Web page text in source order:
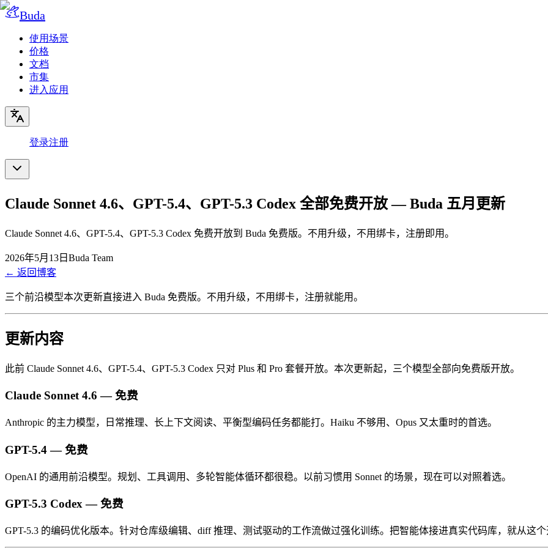
Buda
使用场景
价格
文档
市集
进入应用
登录注册
Claude Sonnet 4.6、GPT-5.4、GPT-5.3 Codex 全部免费开放 — Buda 五月更新
Claude Sonnet 4.6、GPT-5.4、GPT-5.3 Codex 免费开放到 Buda 免费版。不用升级，不用绑卡，注册即用。
2026年5月13日 Buda Team
← 返回博客
三个前沿模型本次更新直接进入 Buda 免费版。不用升级，不用绑卡，注册就能用。
更新内容
此前 Claude Sonnet 4.6、GPT-5.4、GPT-5.3 Codex 只对 Plus 和 Pro 套餐开放。本次更新起，三个模型全部向免费版开放。
Claude Sonnet 4.6 — 免费
Anthropic 的主力模型，日常推理、长上下文阅读、平衡型编码任务都能打。Haiku 不够用、Opus 又太重时的首选。
GPT-5.4 — 免费
OpenAI 的通用前沿模型。规划、工具调用、多轮智能体循环都很稳。以前习惯用 Sonnet 的场景，现在可以对照着选。
GPT-5.3 Codex — 免费
GPT-5.3 的编码优化版本。针对仓库级编辑、diff 推理、测试驱动的工作流做过强化训练。把智能体接进真实代码库，就从这